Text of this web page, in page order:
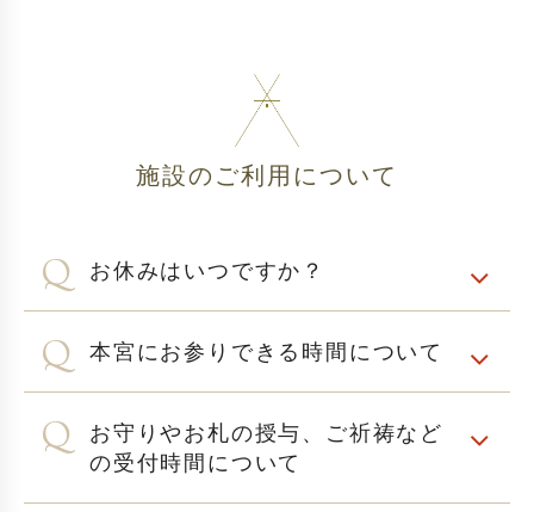
施設のご利用について
お休みはいつですか？
本宮にお参りできる時間について
お守りやお札の授与、ご祈祷など
の受付時間について